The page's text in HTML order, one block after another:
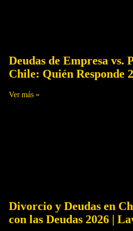
Deudas de Empresa vs.
Chile: Quién Responde
Ver más »
Divorcio y Deudas en
con las Deudas 2026 |